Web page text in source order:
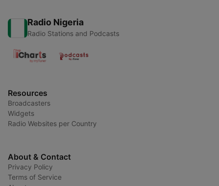
Radio Nigeria
Radio Stations and Podcasts
Resources
Broadcasters
Widgets
Radio Websites per Country
About & Contact
Privacy Policy
Terms of Service